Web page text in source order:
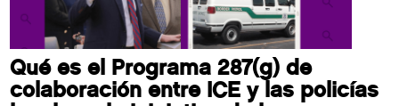
Qué es el Programa 287(g) de
colaboración entre ICE y las policías